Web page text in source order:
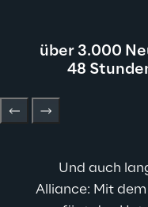
über 3.000
48
Und auch
Alliance: Mit